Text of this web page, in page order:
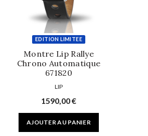
EDITION LIMITEE
Montre Lip Rallye
Chrono Automatique
671820
LIP
1590,00€
AJOUTER AU PANIER